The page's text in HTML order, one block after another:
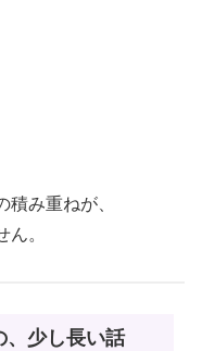
み重ねが、
。
、少し長い話